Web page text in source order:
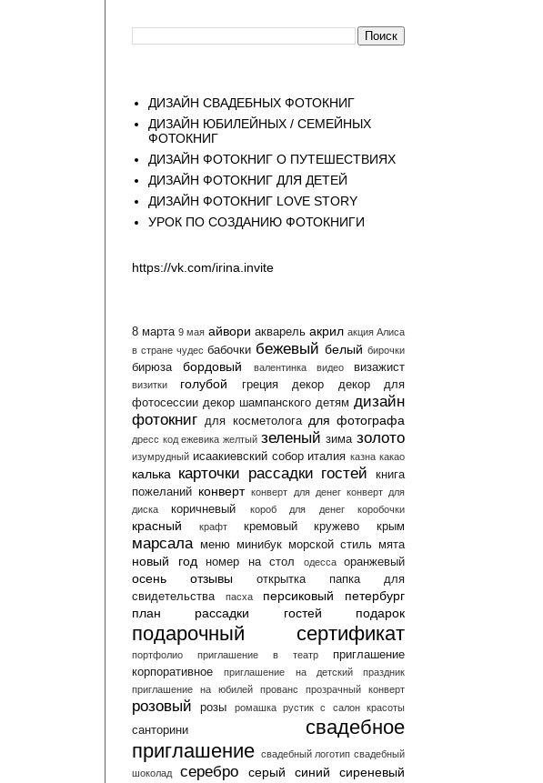
ДИЗАЙН СВАДЕБНЫХ ФОТОКНИГ
ДИЗАЙН ЮБИЛЕЙНЫХ / СЕМЕЙНЫХ
ФОТОКНИГ
ДИЗАЙН ФОТОКНИГ О ПУТЕШЕСТВИЯХ
ДИЗАЙН ФОТОКНИГ ДЛЯ ДЕТЕЙ
ДИЗАЙН ФОТОКНИГ LOVE STORY
УРОК ПО СОЗДАНИЮ ФОТОКНИГИ
https://vk.com/irina.invite
8 марта 9 мая айвори акварель акрил акция Алиса
в стране чудес бабочки бежевый белый бирочки
бирюза бордовый валентинка видео визажист
визитки голубой греция декор
декор для
фотосессии декор шампанского детям дизайн
фотокниг для косметолога для фотографа
дресс код ежевика желтый зеленый зима золото
изумрудный исаакиевский собор италия казна какао
калька карточки рассадки гостей
книга
пожеланий конверт конверт для денег конверт для
диска
коричневый короб для денег коробочки
красный крафт кремовый кружево крым
марсала меню минибук морской стиль мята
новый год номер на стол одесса оранжевый
осень отзывы открытка
папка для
свидетельства
пасха персиковый
петербург
план рассадки гостей
подарок
подарочный сертификат
портфолио приглашение в театр
приглашение
корпоративное
приглашение на детский праздник
приглашение на юбилей
прованс прозрачный конверт
розовый розы ромашка рустик с салон красоты
санторини
свадебное
приглашение свадебный логотип свадебный
шоколад
серебро серый синий
сиреневый